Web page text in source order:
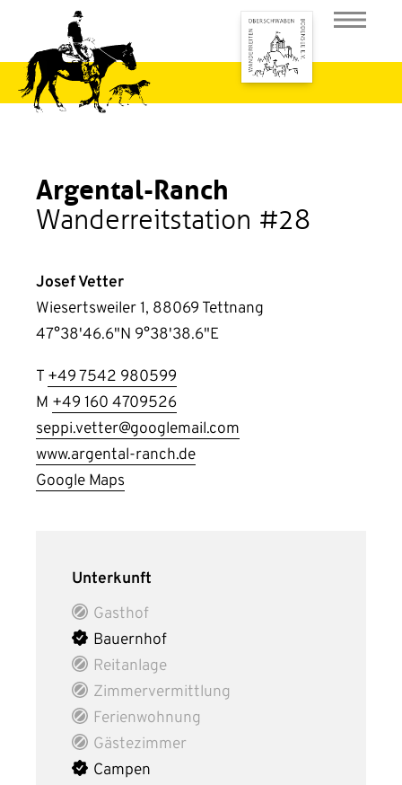
Argental-Ranch
Wanderreitstation #28
Josef Vetter
Wiesertsweiler 1, 88069 Tettnang
47°38'46.6"N 9°38'38.6"E
T +49 7542 980599
M +49 160 4709526
seppi.vetter@googlemail.com
www.argental-ranch.de
Google Maps
Unterkunft
Gasthof
Bauernhof
Reitanlage
Zimmervermittlung
Ferienwohnung
Gästezimmer
Campen